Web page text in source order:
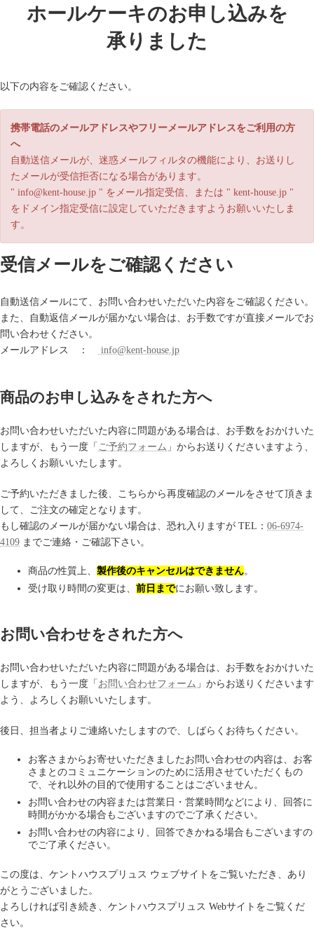
ス
ン
ホールケーキのお申し込みを
承りました
以下の内容をご確認ください。
携帯電話のメールアドレスやフリーメールアドレスをご利用の方
へ
自動送信メールが、迷惑メールフィルタの機能により、お送りし
たメールが受信拒否になる場合があります。
" info@kent-house.jp " をメール指定受信、または " kent-house.jp "
をドメイン指定受信に設定していただきますようお願いいたしま
す。
受信メールをご確認ください
自動送信メールにて、お問い合わせいただいた内容をご確認ください。
また、自動返信メールが届かない場合は、お手数ですが直接メールでお
問い合わせください。
メールアドレス ：
info@kent-house.jp
商品のお申し込みをされた方へ
お問い合わせいただいた内容に問題がある場合は、お手数をおかけいた
しますが、もう一度「 ご予約フォーム 」からお送りくださいますよう、
よろしくお願いいたします。
ご予約いただきました後、こちらから再度確認のメールをさせて頂きま
して、ご注文の確定となります。
もし確認のメールが届かない場合は、恐れ入りますが TEL： 06-6974-
4109 までご連絡・ご確認下さい。
商品の性質上、 製作後のキャンセルはできません。
受け取り時間の変更は、 前日までにお願い致します。
お問い合わせをされた方へ
お問い合わせいただいた内容に問題がある場合は、お手数をおかけいた
しますが、もう一度「 お問い合わせフォーム 」からお送りくださいます
よう、よろしくお願いいたします。
後日、担当者よりご連絡いたしますので、しばらくお待ちください。
お客さまからお寄せいただきましたお問い合わせの内容は、お客
さまとのコミュニケーションのために活用させていただくもの
で、それ以外の目的で使用することはございません。
お問い合わせの内容または営業日・営業時間などにより、回答に
時間がかかる場合もございますのでご了承ください。
お問い合わせの内容により、回答できかねる場合もございますの
でご了承ください。
この度は、ケントハウスプリュス ウェブサイトをご覧いただき、あり
がとうございました。
よろしければ引き続き、ケントハウスプリュス Webサイトをご覧くだ
さい。